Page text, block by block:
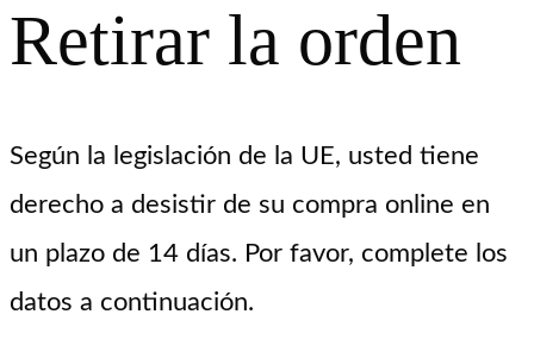
Retirar la orden
Según la legislación de la UE, usted tiene
derecho a desistir de su compra online en
un plazo de 14 días. Por favor, complete los
datos a continuación.